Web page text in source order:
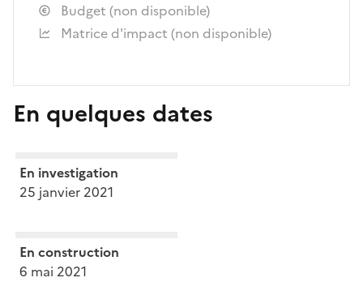
Budget (non disponible)
Matrice d'impact (non disponible)
En quelques dates
En investigation
25 janvier 2021
En construction
6 mai 2021